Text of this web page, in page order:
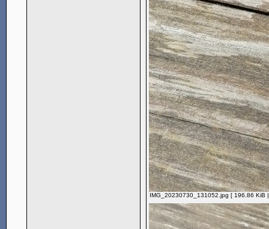
IMG_20230730_131052.jpg [ 196.86 KiB